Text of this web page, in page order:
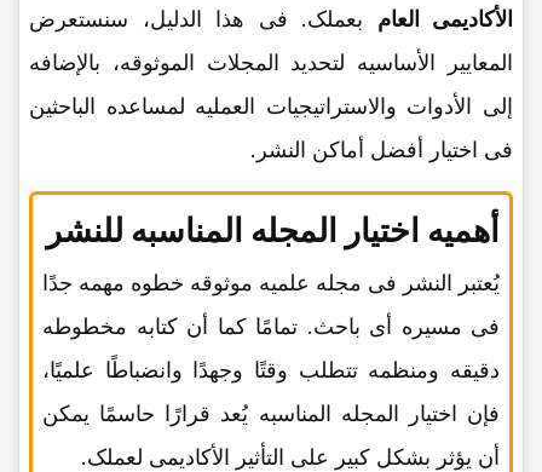
الأکادیمی العام بعملک. فی هذا الدلیل، سنستعرض
المعاییر الأساسیه لتحدید المجلات الموثوقه، بالإضافه
إلى الأدوات والاستراتیجیات العملیه لمساعده الباحثین
فی اختیار أفضل أماکن النشر.
أهمیه اختیار المجله المناسبه للنشر
یُعتبر النشر فی مجله علمیه موثوقه خطوه مهمه جدًا
فی مسیره أی باحث. تمامًا کما أن کتابه مخطوطه
دقیقه ومنظمه تتطلب وقتًا وجهدًا وانضباطًا علمیًا،
فإن اختیار المجله المناسبه یُعد قرارًا حاسمًا یمکن
أن یؤثر بشکل کبیر على التأثیر الأکادیمی لعملک.